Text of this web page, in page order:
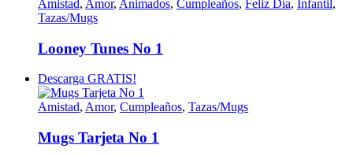
Amistad, Amor, Animados, Cumpleaños, Feliz Día, Infantil,
Tazas/Mugs
Looney Tunes No 1
Descarga GRATIS!
Amistad, Amor, Cumpleaños, Tazas/Mugs
Mugs Tarjeta No 1